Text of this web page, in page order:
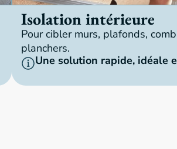
Isolation intérieure
Pour cibler murs, plafonds,
planchers.
Une solution rapide, idéale